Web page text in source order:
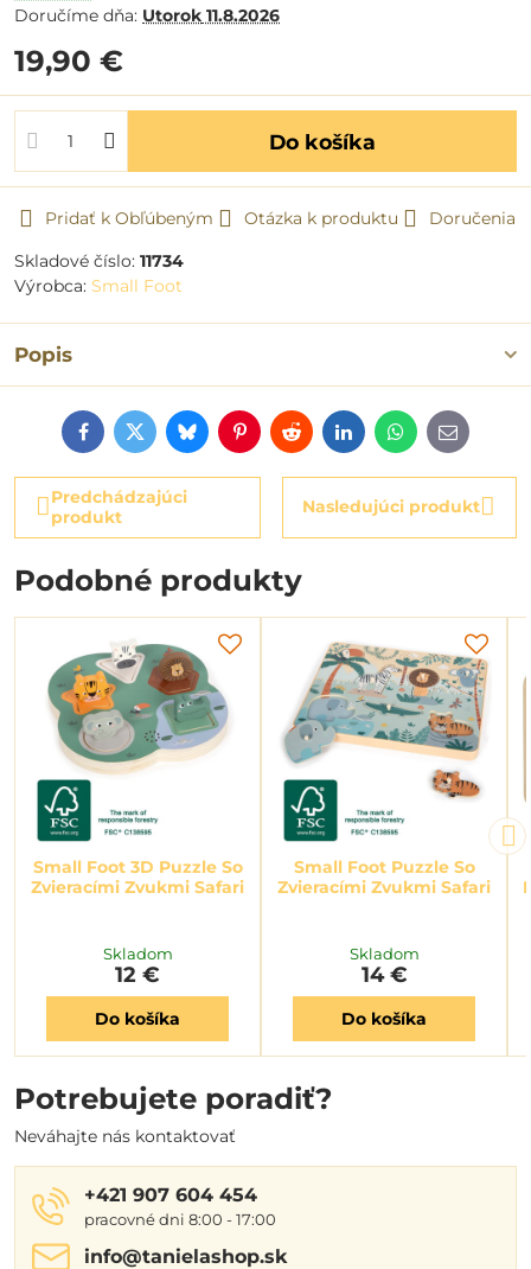
Doručíme dňa: Utorok 11.8.2026
19,90 €
Do košíka
Pridať k Obľúbeným Otázka k produktu
Doručenia
Skladové číslo: 11734
Výrobca: Small Foot
Popis
FacebookTwitterBlueskyPinterestRedditLinkedInWhatsApp
E-
mail
Predchádzajúci
produkt
Nasledujúci produkt
Podobné produkty
Small Foot 3D Puzzle So
Zvieracími Zvukmi Safari
Skladom
12 €
Do košíka
Small Foot Puzzle So
Zvieracími Zvukmi Safari
Skladom
14 €
Do košíka
Potrebujete poradiť?
Neváhajte nás kontaktovať
+421 907 604 454
pracovné dni 8:00 - 17:00
info​@tanielashop​.sk